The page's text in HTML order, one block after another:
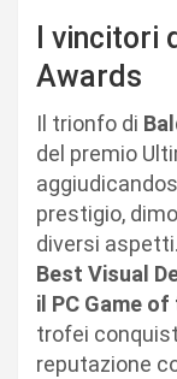
I
Awards
Il trionfo di
del premio
prestigio,
diversi
Best Visual
il PC Game of
trofei
reputazione